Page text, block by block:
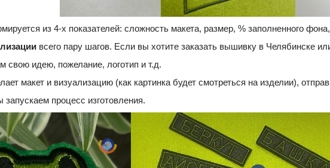
из 4-х показателей: сложность макета, размер, % заполненного
всего пару шагов. Если вы хотите заказать вышивку в Челябинске
свою идею, пожелание, логотип и т.д.
макет и визуализацию (как картинка будет смотреться на изделии),
процесс изготовления.